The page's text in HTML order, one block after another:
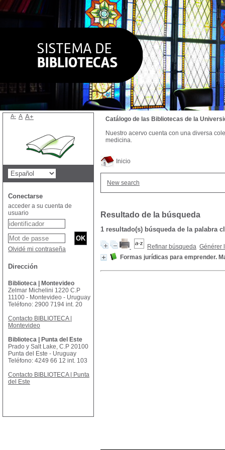
Inicio
New search
Resultado de la búsqueda
1 resultado(s) búsqueda de la palabra
Refinar búsqueda Générer
Formas jurídicas para emprender.
Catálogo de las Bibliotecas de la
Nuestro acervo cuenta con una diversa
medicina.
A- A A+
Conectarse
acceder a su cuenta de
usuario
Olvidé mi contraseña
Dirección
Biblioteca | Montevideo
Zelmar Michelini 1220 C.P
11100 - Montevideo - Uruguay
Teléfono: 2900 7194 int. 20
Contacto BIBLIOTECA |
Montevideo
Biblioteca | Punta del Este
Prado y Salt Lake, C.P 20100
Punta del Este - Uruguay
Teléfono: 4249 66 12 int. 103
Contacto BIBLIOTECA | Punta
del Este